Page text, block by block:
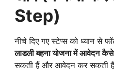
Step)
नीचे दिए गए स्टेप्स को ध्यान से
लाडली बहना योजना में आवेदन
सकती हैं और आवेदन कर सकती